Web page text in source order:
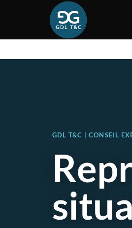
GDL T&C | CONSEIL